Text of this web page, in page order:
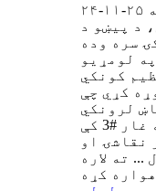
د پیښو د
سره وده
لومړیو
کونکي
کړي چې
لرونکي
پړانګ په اړه لیکچر اوس په غار #3 کې
نقاشۍ او
ته لاره